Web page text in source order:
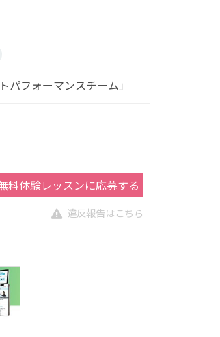
パフォーマンスチーム」
料体験レッスンに応募する
違反報告はこちら